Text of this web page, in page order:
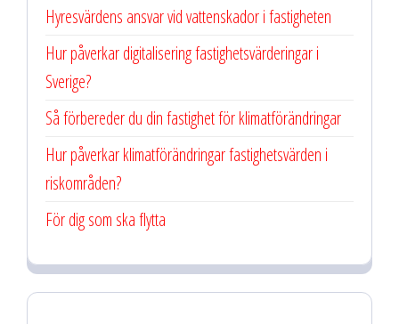
Hyresvärdens ansvar vid vattenskador i fastigheten
Hur påverkar digitalisering fastighetsvärderingar i
Sverige?
Så förbereder du din fastighet för klimatförändringar
Hur påverkar klimatförändringar fastighetsvärden i
riskområden?
För dig som ska flytta